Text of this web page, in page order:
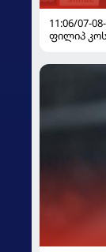
11:06/07-
ფილიპ